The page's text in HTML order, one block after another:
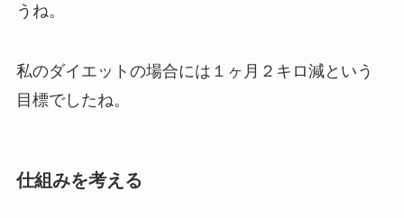
うね。
私のダイエットの場合には１ヶ月２キロ減という
目標でしたね。
仕組みを考える